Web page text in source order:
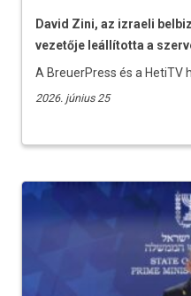
David Zini, az izraeli
vezetője leállította a
A BreuerPress és a HetiTV
2026. június 25